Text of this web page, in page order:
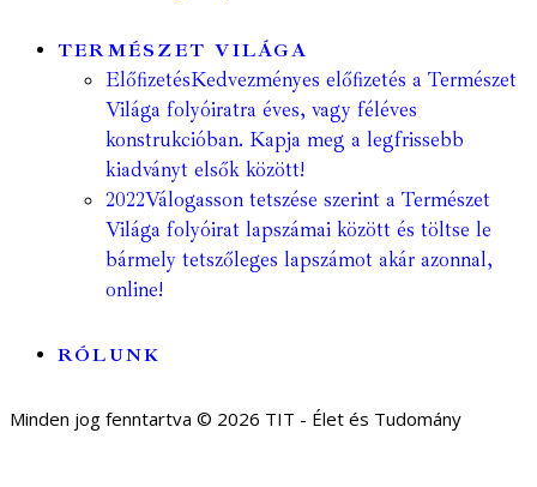
TERMÉSZET VILÁGA
ElőfizetésKedvezményes előfizetés a Természet
Világa folyóiratra éves, vagy féléves
konstrukcióban. Kapja meg a legfrissebb
kiadványt elsők között!
2022Válogasson tetszése szerint a Természet
Világa folyóirat lapszámai között és töltse le
bármely tetszőleges lapszámot akár azonnal,
online!
RÓLUNK
Minden jog fenntartva © 2026 TIT - Élet és Tudomány